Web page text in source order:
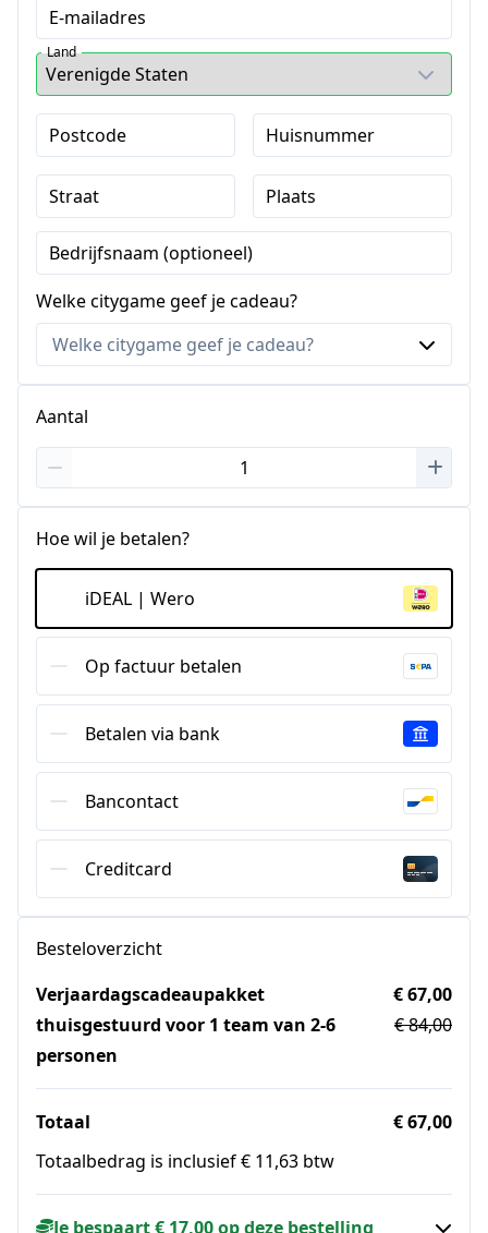
E-mailadres
Land
Postcode Huisnummer
Straat Plaats
Bedrijfsnaam (optioneel)
Welke citygame geef je cadeau?
Aantal
Hoe wil je betalen?
iDEAL | Wero
Op factuur betalen
Betalen via bank
Bancontact
Creditcard
Besteloverzicht
Verjaardagscadeaupakket
thuisgestuurd voor 1 team van 2-6
personen
€ 67,00
€ 84,00
Totaal
€ 67,00
Totaalbedrag is inclusief € 11,63 btw
Je bespaart € 17,00 op deze bestelling